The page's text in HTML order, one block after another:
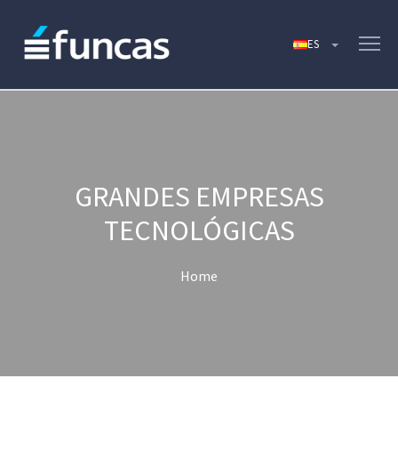
GRANDES EMPRESAS
TECNOLÓGICAS
Home